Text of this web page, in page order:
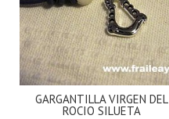
GARGANTILLA VIRGEN DEL
ROCIO SILUETA